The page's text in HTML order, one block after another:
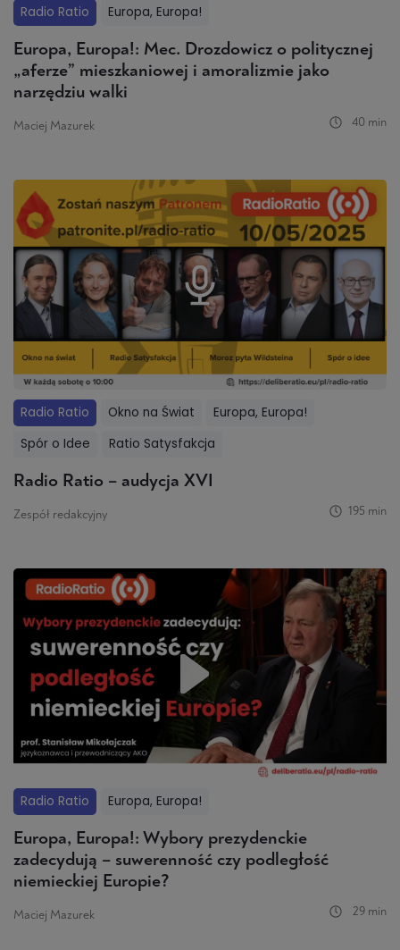
Radio Ratio Europa, Europa!
Europa, Europa!: Mec. Drozdowicz o politycznej
„aferze” mieszkaniowej i amoralizmie jako
narzędziu walki
Maciej Mazurek 40 min
Radio Ratio Okno na Świat
Europa, Europa!
Spór o Idee
Ratio Satysfakcja
Radio Ratio – audycja XVI
Zespół redakcyjny 195 min
Radio Ratio Europa, Europa!
Europa, Europa!: Wybory prezydenckie
zadecydują – suwerenność czy podległość
niemieckiej Europie?
Maciej Mazurek 29 min